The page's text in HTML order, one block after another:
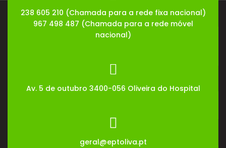
238 605 210 (Chamada para a rede fixa nacional)
967 498 487 (Chamada para a rede móvel
nacional)
Av. 5 de outubro 3400-056 Oliveira do Hospital
geral@eptoliva.pt